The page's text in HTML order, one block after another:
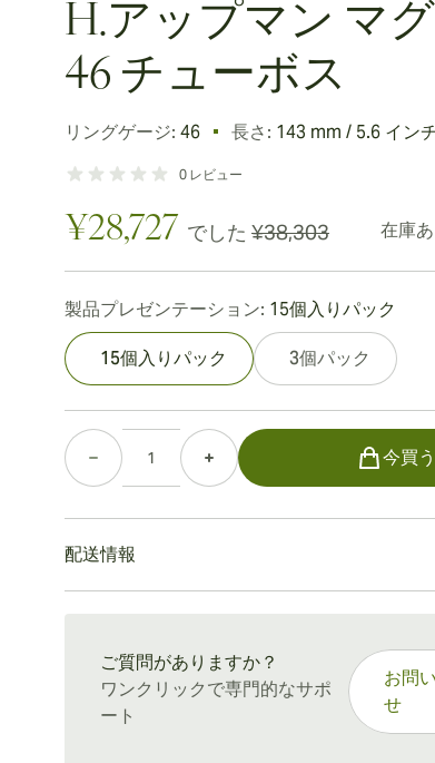
H.アップマン マ
46 チューボス
リングゲージ: 46 長さ: 143 mm / 5.6 イン
0 レビュー
¥28,727 でした ¥38,303 在庫
製品プレゼンテーション: 15個入りパック
15個入りパック 3個パック
個数
今買う
配送情報
ご質問がありますか？
ワンクリックで専門的なサポ
ート
お問
せ